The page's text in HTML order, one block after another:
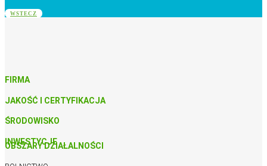
WSTECZ
FIRMA
JAKOŚĆ I CERTYFIKACJA
ŚRODOWISKO
INWESTYCJE
OBSZARY DZIAŁALNOŚCI